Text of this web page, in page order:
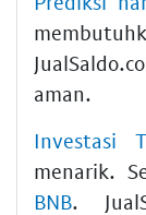
aman.
Investasi
menarik.
BNB.